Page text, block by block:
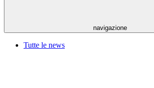
navigazione
Tutte le news